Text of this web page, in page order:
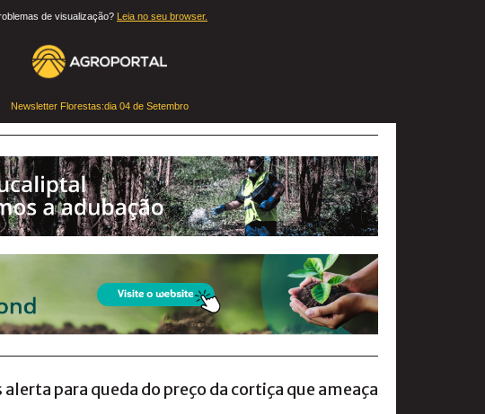
de visualização? Leia no seu browser.
Newsletter Florestas:dia 04 de Setembro
para queda do preço da cortiça que ameaça